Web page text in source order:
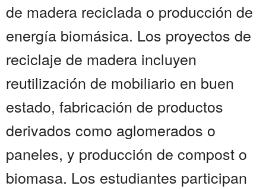
de madera reciclada o producción de
energía biomásica. Los proyectos de
reciclaje de madera incluyen
reutilización de mobiliario en buen
estado, fabricación de productos
derivados como aglomerados o
paneles, y producción de compost o
biomasa. Los estudiantes participan